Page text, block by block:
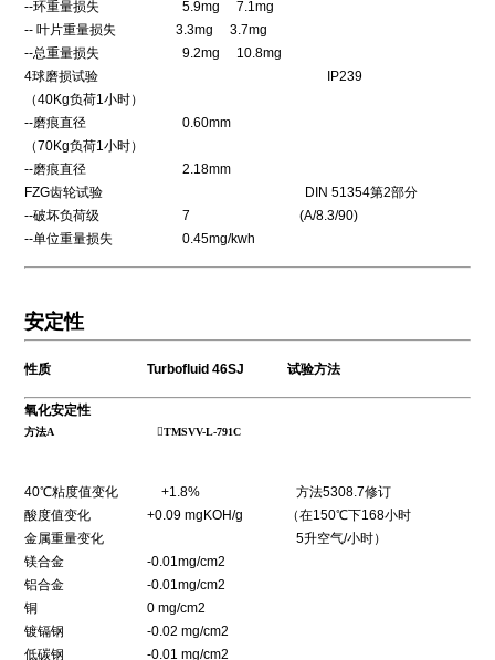
--环重量损失 5.9mg 7.1mg
-- 叶片重量损失 3.3mg 3.7mg
--总重量损失 9.2mg 10.8mg
4球磨损试验 IP239
（40Kg负荷1小时）
--磨痕直径 0.60mm
（70Kg负荷1小时）
--磨痕直径 2.18mm
FZG齿轮试验 DIN 51354第2部分
--破坏负荷级 7 (A/8.3/90)
--单位重量损失 0.45mg/kwh
安定性
性质 Turbofluid 46SJ 试验方法
氧化安定性
方法A TMSVV-L-791C
40℃粘度值变化 +1.8% 方法5308.7修订
酸度值变化 +0.09 mgKOH/g （在150℃下168小时
金属重量变化 5升空气/小时）
镁合金 -0.01mg/cm2
铝合金 -0.01mg/cm2
铜 0 mg/cm2
镀镉钢 -0.02 mg/cm2
低碳钢 -0.01 mg/cm2